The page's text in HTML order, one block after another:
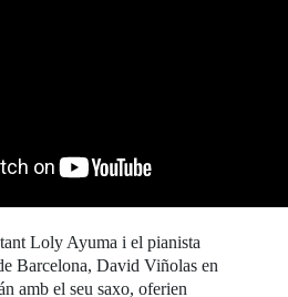
Loly Ayuma i el pianista
Barcelona, David Viñolas en
amb el seu saxo, oferien